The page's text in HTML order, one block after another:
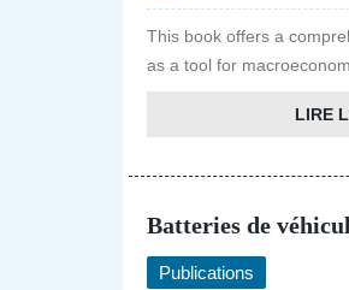
This book offers a
as a tool for
LIRE
Batteries de
Publications